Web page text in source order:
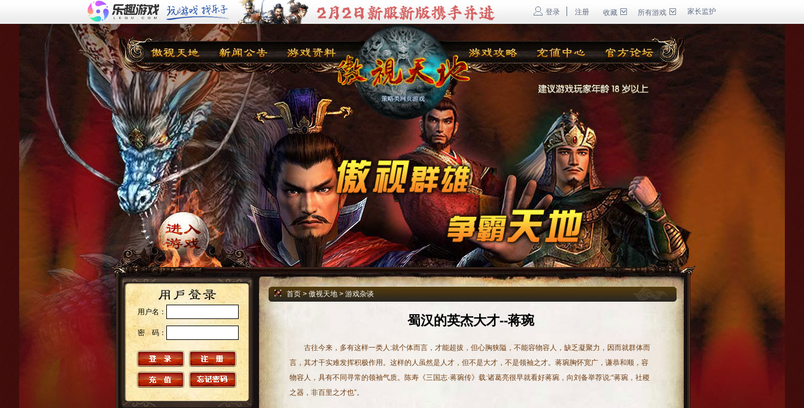
登录 注册 收藏 所有游戏 家长监护
用户名：
密 码：
首页 > 傲视天地 > 游戏杂谈
蜀汉的英杰大才--蒋琬
古往今来，多有这样一类人:就个体而言，才能超拔，但心胸狭隘，不能容物容人，缺乏凝聚力，因而就群体而
言，其才干实难发挥积极作用。这样的人虽然是人才，但不是大才，不是领袖之才。蒋琬胸怀宽广，谦恭和顺，容
物容人，具有不同寻常的领袖气质。陈寿《三国志·蒋琬传》载:诸葛亮很早就看好蒋琬，向刘备举荐说:“蒋琬，社稷
之器，非百里之才也”。